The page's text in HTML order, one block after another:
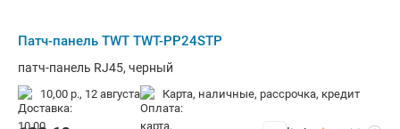
Патч-панель TWT TWT-PP24STP
патч-панель RJ45, черный
10,00 р., 12 августа карта, наличные, рассрочка, кредит